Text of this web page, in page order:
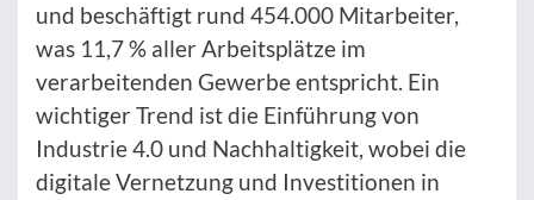
und beschäftigt rund 454.000 Mitarbeiter,
was 11,7 % aller Arbeitsplätze im
verarbeitenden Gewerbe entspricht. Ein
wichtiger Trend ist die Einführung von
Industrie 4.0 und Nachhaltigkeit, wobei die
digitale Vernetzung und Investitionen in